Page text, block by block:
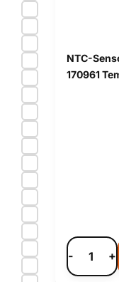
NTC-
170961
- +